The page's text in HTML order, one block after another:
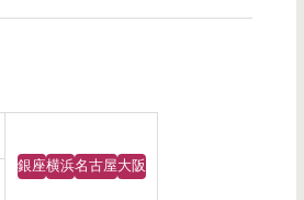
銀座横浜名古屋大阪